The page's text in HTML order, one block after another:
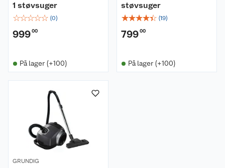
1 støvsuger
☆☆☆☆☆ (0)
99900
På lager (+100)
støvsuger
☆☆☆☆☆ (19)
79900
På lager (+100)
GRUNDIG
Kundeservice
Kontakt oss
Retur- og angrerett
Om oss
Våre merkevarer
Våre kjeder
Kjøpsvilkår
Hageinspirasjon